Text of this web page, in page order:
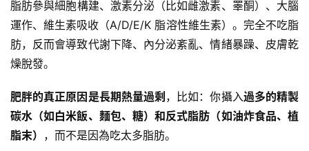
脂肪參與細胞構建、激素分泌（比如雌激素、 睪酮）、大腦
運作、維生素吸收（A/D/E/K 脂溶性維生素）。完全不吃脂
肪，反而會導致代謝下降、內分泌紊亂、情緒暴躁、皮膚乾
燥脫發。
肥胖的真正原因是長期熱量過剩 ，比如：你攝入過多的精製
碳水（如白米飯、麵包、糖）和反式脂肪 （如油炸食品、植
脂末） ，而不是因為吃太多脂肪。